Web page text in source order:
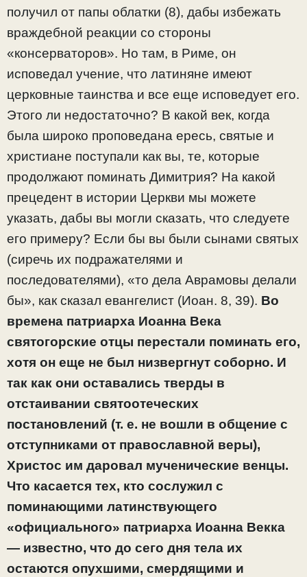
получил от папы облатки (8), дабы избежать
враждебной реакции со стороны
«консерваторов». Но там, в Риме, он
исповедал учение, что латиняне имеют
церковные таинства и все еще исповедует его.
Этого ли недостаточно? В какой век, когда
была широко проповедана ересь, святые и
христиане поступали как вы, те, которые
продолжают поминать Димитрия? На какой
прецедент в истории Церкви мы можете
указать, дабы вы могли сказать, что следуете
его примеру? Если бы вы были сынами святых
(сиречь их подражателями и
последователями), «то дела Аврамовы делали
бы», как сказал евангелист (Иоан. 8, 39). Во
времена патриарха Иоанна Века
святогорские отцы перестали поминать его,
хотя он еще не был низвергнут соборно. И
так как они оставались тверды в
отстаивании святоотеческих
постановлений (т. е. не вошли в общение с
отступниками от православной веры),
Христос им даровал мученические венцы.
Что касается тех, кто сослужил с
поминающими латинствующего
«официального» патриарха Иоанна Векка
— известно, что до сего дня тела их
остаются опухшими, смердящими и